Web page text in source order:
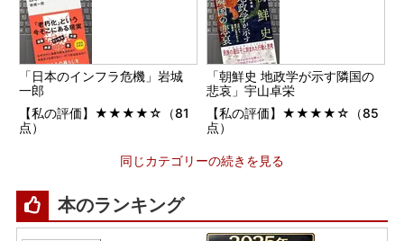
「日本のインフラ危機」岩城
一郎
【私の評価】★★★★☆（81
点）
「朝鮮史 地政学が示す隣国の
悲哀」宇山卓栄
【私の評価】★★★★☆（85
点）
同じカテゴリーの続きを見る
本のランキング